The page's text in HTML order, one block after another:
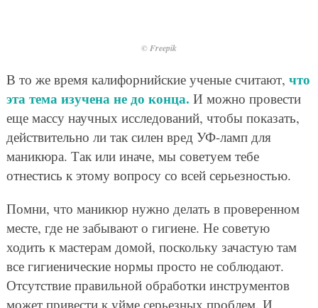
© Freepik
В то же время калифорнийские ученые считают, что
эта тема изучена не до конца. И можно провести
еще массу научных исследований, чтобы показать,
действительно ли так силен вред УФ-ламп для
маникюра. Так или иначе, мы советуем тебе
отнестись к этому вопросу со всей серьезностью.
Помни, что маникюр нужно делать в проверенном
месте, где не забывают о гигиене. Не советую
ходить к мастерам домой, поскольку зачастую там
все гигиенические нормы просто не соблюдают.
Отсутствие правильной обработки инструментов
может привести к уйме серьезных проблем. И